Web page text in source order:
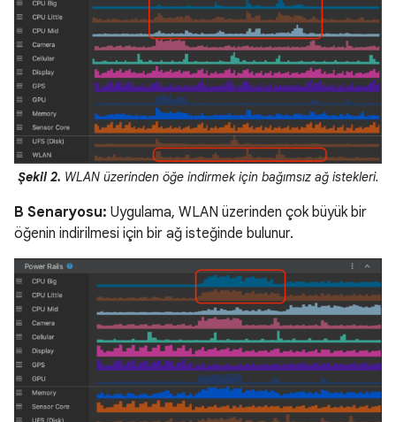
Şekil 2. WLAN üzerinden öğe indirmek için bağımsız ağ istekleri.
B Senaryosu: Uygulama, WLAN üzerinden çok büyük bir
öğenin indirilmesi için bir ağ isteğinde bulunur.